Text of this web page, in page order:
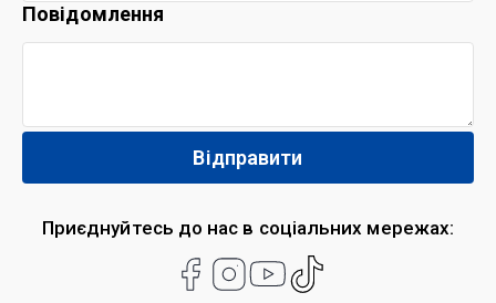
Приєднуйтесь до нас в соціальних мережах:
Повідомлення